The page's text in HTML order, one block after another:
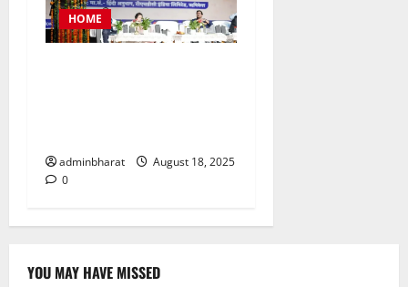
HOME
adminbharat
August 18, 2025
0
YOU MAY HAVE MISSED